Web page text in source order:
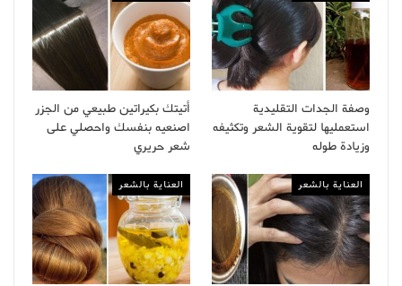
وصفة الجدات التقليدية
استعمليها لتقوية الشعر وتكثيفه
وزيادة طوله
أتيتك بكيراتين طبيعي من الجزر
اصنعيه بنفسك واحصلي على
شعر حريري
العناية بالشعر العناية بالشعر